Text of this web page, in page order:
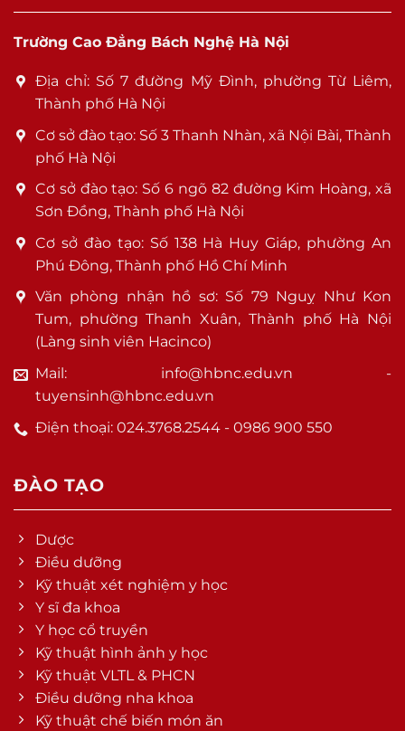
Trường Cao Đẳng Bách Nghệ Hà Nội
Địa chỉ: Số 7 đường Mỹ Đình, phường Từ Liêm,
Thành phố Hà Nội
Cơ sở đào tạo: Số 3 Thanh Nhàn, xã Nội Bài, Thành
phố Hà Nội
Cơ sở đào tạo: Số 6 ngõ 82 đường Kim Hoàng, xã
Sơn Đồng, Thành phố Hà Nội
Cơ sở đào tạo: Số 138 Hà Huy Giáp, phường An
Phú Đông, Thành phố Hồ Chí Minh
Văn phòng nhận hồ sơ: Số 79 Nguỵ Như Kon
Tum, phường Thanh Xuân, Thành phố Hà Nội
(Làng sinh viên Hacinco)
Mail: info@hbnc.edu.vn -
tuyensinh@hbnc.edu.vn
Điện thoại: 024.3768.2544 - 0986 900 550
ĐÀO TẠO
Dược
Điều dưỡng
Kỹ thuật xét nghiệm y học
Y sĩ đa khoa
Y học cổ truyền
Kỹ thuật hình ảnh y học
Kỹ thuật VLTL & PHCN
Điều dưỡng nha khoa
Kỹ thuật chế biến món ăn